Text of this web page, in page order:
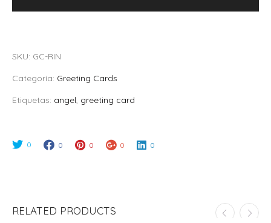
no
SKU: GC-RIN
Categoría: Greeting Cards
Etiquetas: angel, greeting card
0 0 0 0 0
RELATED PRODUCTS